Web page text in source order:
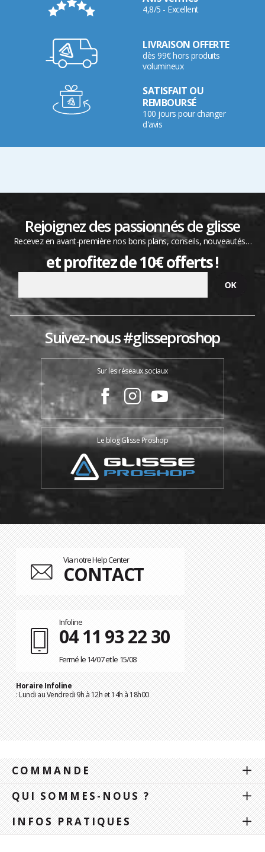
4,8/5 - Excellent
LIVRAISON OFFERTE
dès 99€ hors produits
volumineux
SATISFAIT OU
REMBOURSÉ
100 jours pour changer
d'avis
Rejoignez des passionnés de glisse
Recevez en avant-première nos bons plans, conseils, nouveautés…
et profitez de 10€ offerts !
Suivez-nous #glisseproshop
Sur les réseaux sociaux
Le blog Glisse Proshop
Via notre Help Center
CONTACT
Infoline
04 11 93 22 30
Fermé le 14/07 et le 15/08
Horaire Infoline
: Lundi au Vendredi 9h à 12h et 14h à 18h00
COMMANDE
QUI SOMMES-NOUS ?
INFOS PRATIQUES